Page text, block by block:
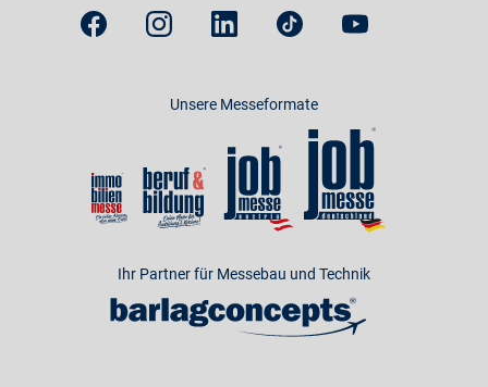
Unsere Messeformate
Ihr Partner für Messebau und Technik